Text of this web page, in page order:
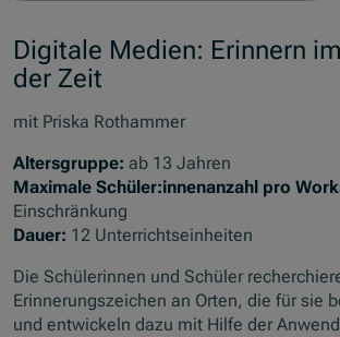
Digitale Medien: Erinnern
der Zeit
mit Priska Rothammer
Altersgruppe: ab 13 Jahren
Maximale Schüler:innenanzahl pro
Einschränkung
Dauer: 12 Unterrichtseinheiten
Die Schülerinnen und Schüler
Erinnerungszeichen an Orten, die für sie
und entwickeln dazu mit Hilfe der